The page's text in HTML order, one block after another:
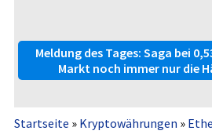
Meldung des Tages: Saga bei
Markt noch immer nur die
Startseite » Kryptowährungen »